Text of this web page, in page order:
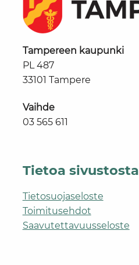
Tampereen kaupunki
PL 487
33101 Tampere
Vaihde
03 565 611
Tietoa sivustosta
Tietosuojaseloste
Toimitusehdot
Saavutettavuusseloste